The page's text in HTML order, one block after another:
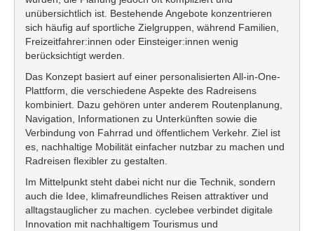
unübersichtlich ist. Bestehende Angebote konzentrieren
sich häufig auf sportliche Zielgruppen, während Familien,
Freizeitfahrer:innen oder Einsteiger:innen wenig
berücksichtigt werden.
Das Konzept basiert auf einer personalisierten All-in-One-
Plattform, die verschiedene Aspekte des Radreisens
kombiniert. Dazu gehören unter anderem Routenplanung,
Navigation, Informationen zu Unterkünften sowie die
Verbindung von Fahrrad und öffentlichem Verkehr. Ziel ist
es, nachhaltige Mobilität einfacher nutzbar zu machen und
Radreisen flexibler zu gestalten.
Im Mittelpunkt steht dabei nicht nur die Technik, sondern
auch die Idee, klimafreundliches Reisen attraktiver und
alltagstauglicher zu machen. cyclebee verbindet digitale
Innovation mit nachhaltigem Tourismus und